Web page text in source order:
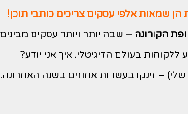
שמאות אלפי עסקים צריכים כותבי תוכן!
הקורונה – שבה יותר ויותר עסקים מבינים
בעולם הדיגיטלי. איך אני יודע?
– זינקו בעשרות אחוזים בשנה האחרונה.